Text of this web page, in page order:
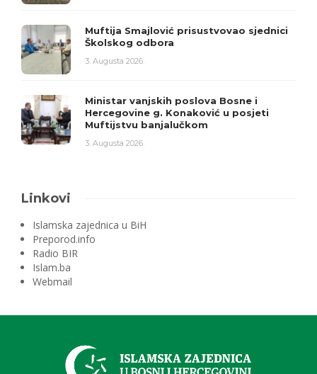
Muftija Smajlović prisustvovao sjednici
Školskog odbora
3. Augusta 2026.
Ministar vanjskih poslova Bosne i
Hercegovine g. Konaković u posjeti
Muftijstvu banjalučkom
3. Augusta 2026.
Linkovi
Islamska zajednica u BiH
Preporod.info
Radio BIR
Islam.ba
Webmail